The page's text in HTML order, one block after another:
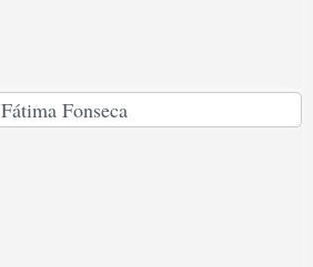
Fátima Fonseca